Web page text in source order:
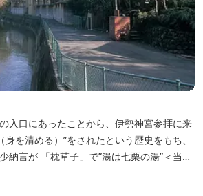
入口にあったことから、伊勢神宮参拝に来
身を清める）”をされたという歴史をもち、
納言が 「枕草子」で”湯は七栗の湯”＜当時
、 出雲の神を温泉の守り神として祀ってい
歌も多く残っています。 このように、宮中